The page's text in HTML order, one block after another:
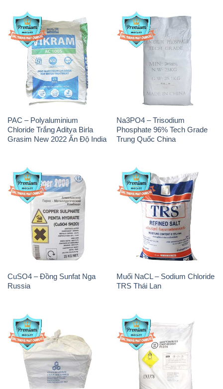
PAC – Polyaluminium
Chloride Trắng Aditya Birla
Grasim New 2022 Ấn Độ India
Na3PO4 – Trisodium
Phosphate 96% Tech Grade
Trung Quốc China
CuSO4 – Đồng Sunfat Nga
Russia
Muối NaCL – Sodium Chloride
TRS Thái Lan